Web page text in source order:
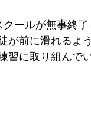
ールが無事終了
が前に滑れるよ
習に取り組んで